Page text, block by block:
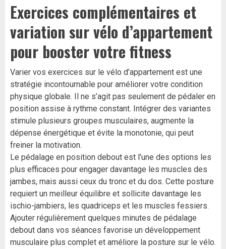
Exercices complémentaires et
variation sur vélo d’appartement
pour booster votre fitness
Varier vos exercices sur le vélo d’appartement est une
stratégie incontournable pour améliorer votre condition
physique globale. Il ne s’agit pas seulement de pédaler en
position assise à rythme constant. Intégrer des variantes
stimule plusieurs groupes musculaires, augmente la
dépense énergétique et évite la monotonie, qui peut
freiner la motivation.
Le pédalage en position debout est l’une des options les
plus efficaces pour engager davantage les muscles des
jambes, mais aussi ceux du tronc et du dos. Cette posture
requiert un meilleur équilibre et sollicite davantage les
ischio-jambiers, les quadriceps et les muscles fessiers.
Ajouter régulièrement quelques minutes de pédalage
debout dans vos séances favorise un développement
musculaire plus complet et améliore la posture sur le vélo.